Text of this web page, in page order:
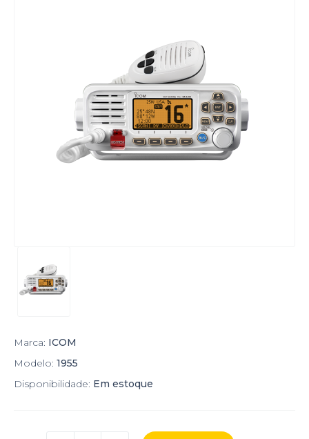
Marca: ICOM
Modelo: 1955
Disponibilidade: Em estoque